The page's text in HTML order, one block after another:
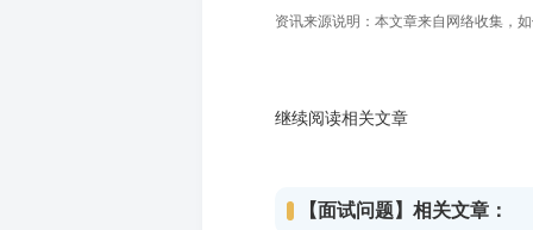
资讯来源说明：本文章来自网络收集，
继续阅读相关文章
【面试问题】相关文章：